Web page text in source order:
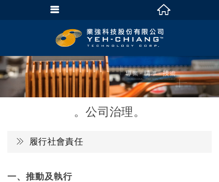
公司治理
履行社會責任
一、推動及執行